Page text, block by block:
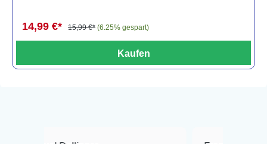
14,99 €* 15,99 €* (6.25% gespart)
Kaufen